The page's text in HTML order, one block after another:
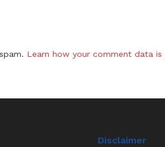
Learn how your comment data is
Disclaimer